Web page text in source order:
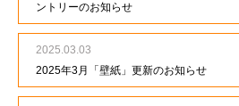
ントリーのお知らせ
2025.03.03
2025年3月「壁紙」更新のお知らせ